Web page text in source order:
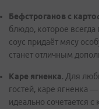
Бефстроганов с
блюдо, которое
соус придаёт мясу
станет отличным
Каре ягненка. Для
гостей, каре ягненка
идеально сочетается